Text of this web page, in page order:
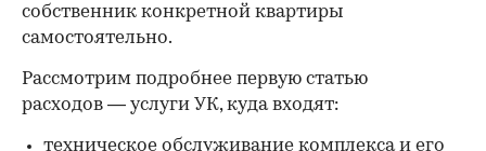
собственник конкретной квартиры
самостоятельно.
Рассмотрим подробнее первую статью
расходов — услуги УК, куда входят:
техническое обслуживание комплекса и его